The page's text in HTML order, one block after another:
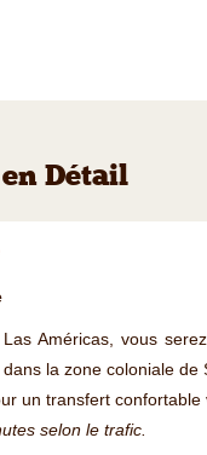
Détail
Américas, vous
la zone coloniale de
un transfert
selon le trafic.